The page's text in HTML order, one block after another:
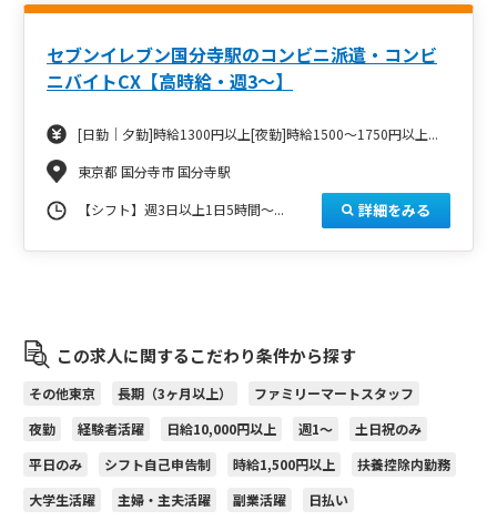
セブンイレブン国分寺駅のコンビニ派遣・コンビ
ニバイトCX【高時給・週3～】
[日勤｜夕勤]時給1300円以上[夜勤]時給1500～1750円以上...
東京都 国分寺市 国分寺駅
【シフト】週3日以上1日5時間～... 詳細をみる
この求人に関するこだわり条件から探す
その他東京 長期（3ヶ月以上）
ファミリーマートスタッフ
夜勤
経験者活躍 日給10,000円以上 週1～
土日祝のみ
平日のみ
シフト自己申告制 時給1,500円以上
扶養控除内勤務
大学生活躍
主婦・主夫活躍 副業活躍 日払い